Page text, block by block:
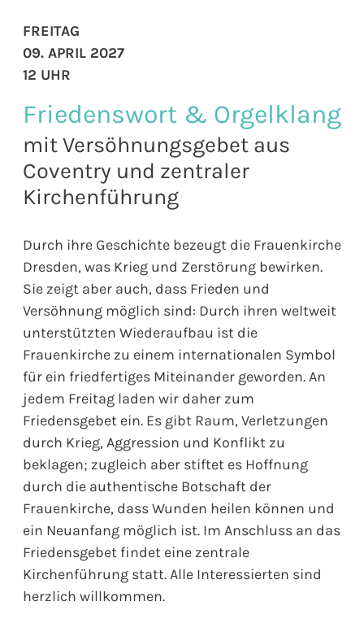
Friedenswort & Orgelklang
mit Versöhnungsgebet aus
Coventry und zentraler
Kirchenführung
Durch ihre Geschichte bezeugt die Frauenkirche
Dresden, was Krieg und Zerstörung bewirken.
Sie zeigt aber auch, dass Frieden und
Versöhnung möglich sind: Durch ihren weltweit
unterstützten Wiederaufbau ist die
Frauenkirche zu einem internationalen Symbol
für ein friedfertiges Miteinander geworden. An
jedem Freitag laden wir daher zum
Friedensgebet ein. Es gibt Raum, Verletzungen
durch Krieg, Aggression und Konflikt zu
beklagen; zugleich aber stiftet es Hoffnung
durch die authentische Botschaft der
Frauenkirche, dass Wunden heilen können und
ein Neuanfang möglich ist. Im Anschluss an das
Friedensgebet findet eine zentrale
Kirchenführung statt. Alle Interessierten sind
herzlich willkommen.
FREITAG
09. APRIL 2027
12 UHR